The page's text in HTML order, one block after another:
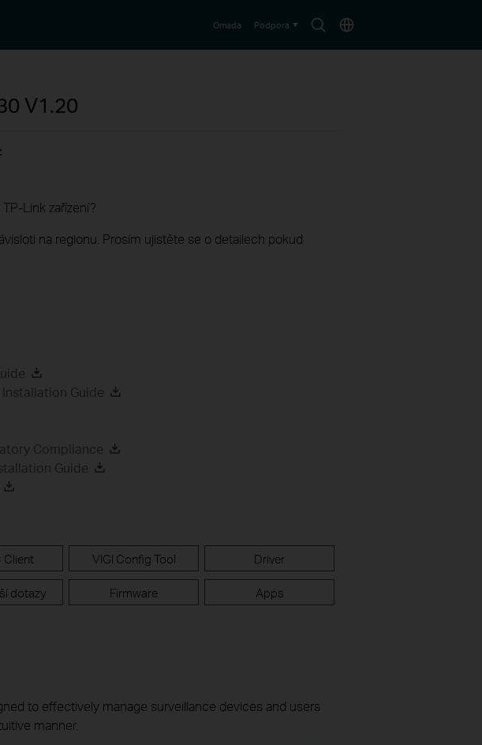
SearchChoose
Omada Podpora
V1.20
Link zařízení?
na regionu. Prosím ujistěte se o detailech pokud
Guide
Compliance
Guide
Client VIGI Config Tool Driver
dotazy Firmware Apps
to effectively manage surveillance devices and users
manner.